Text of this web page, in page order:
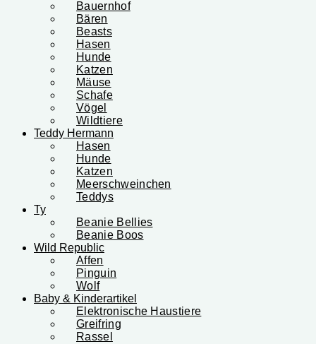
Bauernhof
Bären
Beasts
Hasen
Hunde
Katzen
Mäuse
Schafe
Vögel
Wildtiere
Teddy Hermann
Hasen
Hunde
Katzen
Meerschweinchen
Teddys
Ty
Beanie Bellies
Beanie Boos
Wild Republic
Affen
Pinguin
Wolf
Baby & Kinderartikel
Elektronische Haustiere
Greifring
Rassel